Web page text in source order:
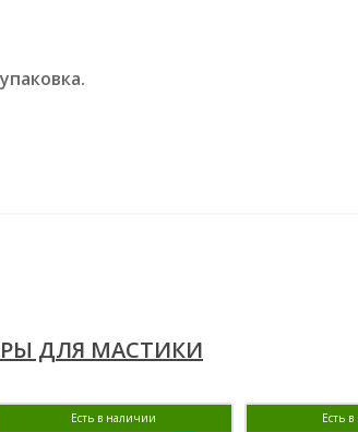
ДЛЯ МАСТИКИ
Есть в наличии Есть